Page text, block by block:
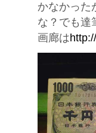
かなかった
な？でも達
画廊は